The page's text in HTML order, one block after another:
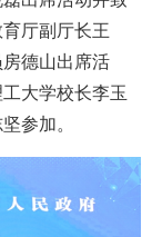
厅副厅长王
德山出席活
大学校长李玉
参加。